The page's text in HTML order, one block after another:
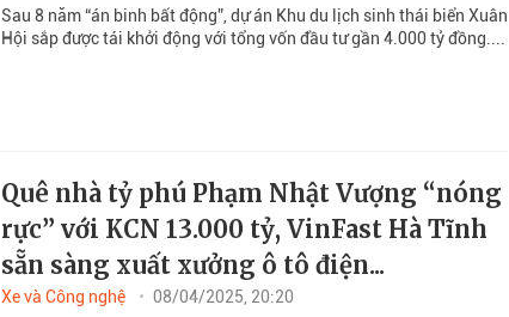
Sau 8 năm “án binh bất động”, dự án Khu du lịch sinh thái biển Xuân
Hội sắp được tái khởi động với tổng vốn đầu tư gần 4.000 tỷ đồng....
Quê nhà tỷ phú Phạm Nhật Vượng “nóng
rực” với KCN 13.000 tỷ, VinFast Hà Tĩnh
sẵn sàng xuất xưởng ô tô điện...
Xe và Công nghệ
08/04/2025, 20:20